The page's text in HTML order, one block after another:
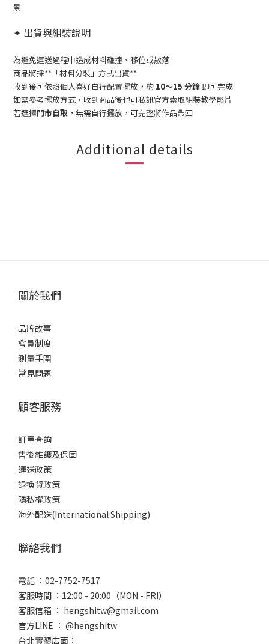
景
✦ 出貨與組裝說明
為避免運送過程中造成材料碰撞、移位或散落
商品將採**「材料分裝」方式出貨**
收到後可依照個人喜好自行配置擺放，約 10～15 分鐘 即可完成
如需參考擺放方式，收到商品後也可私訊官方索取組裝教學影片
若選擇門市自取 ，無需自行擺放，可完整將作品帶回
Additional details
關於我們
品牌故事
會員制度
測量手圍
常見問題
顧客服務
訂單查詢
售後維護及保固
運送政策
退換貨政策
隱私權政策
海外配送(International Shipping)
聯絡我們
電話 ：02-7752-7517
客服時間 ：12:00 - 20:00（MON - FRI）
客服信箱 ： hengshitw@gmail.com
官方LINE ： @hengshitw
台北實體店面：